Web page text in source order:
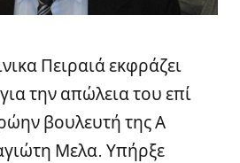
Πειραιά εκφράζει
την απώλεια του επί
βουλευτή της Α
Μελα. Υπήρξε